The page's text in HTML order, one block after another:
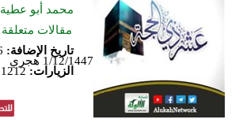
محمد أبو عطية
مقالات متعلقة
تاريخ الإضافة:
1/12/1447 هجري
الزيارات: 1212